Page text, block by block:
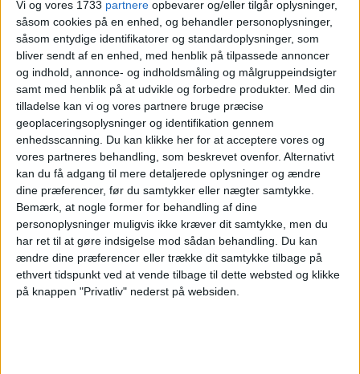
Vi og vores 1733 partnere opbevarer og/eller tilgår oplysninger,
såsom cookies på en enhed, og behandler personoplysninger,
såsom entydige identifikatorer og standardoplysninger, som
bliver sendt af en enhed, med henblik på tilpassede annoncer
og indhold, annonce- og indholdsmåling og målgruppeindsigter
samt med henblik på at udvikle og forbedre produkter. Med din
tilladelse kan vi og vores partnere bruge præcise
geoplaceringsoplysninger og identifikation gennem
enhedsscanning. Du kan klikke her for at acceptere vores og
vores partneres behandling, som beskrevet ovenfor. Alternativt
kan du få adgang til mere detaljerede oplysninger og ændre
dine præferencer, før du samtykker eller nægter samtykke.
Bemærk, at nogle former for behandling af dine
personoplysninger muligvis ikke kræver dit samtykke, men du
har ret til at gøre indsigelse mod sådan behandling.
Du kan
ændre dine præferencer eller trække dit samtykke tilbage på
ethvert tidspunkt ved at vende tilbage til dette websted og klikke
på knappen "Privatliv" nederst på websiden.
NYHEDER LUFTHAVNE FLY
ANNONCE